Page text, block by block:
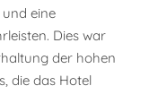
eine
Dies war
der hohen
die das Hotel